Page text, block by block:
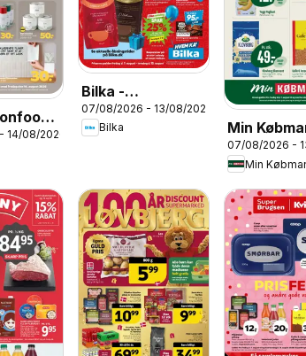
08/2026
Bilka -
Tilbudsavis uge
33
07/08/2026 - 13/08/2026
Bilka
Min
33
07/08/2026 -
Min